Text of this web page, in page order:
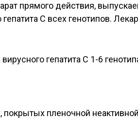
прямого действия,
С всех генотипов.
гепатита С 1-6
покрытых пленочной